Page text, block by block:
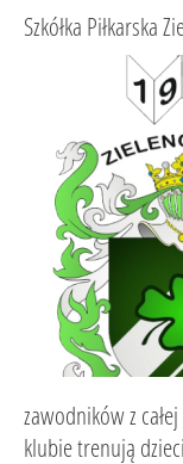
Szkółka Piłkarska
zawodników z
klubie trenują